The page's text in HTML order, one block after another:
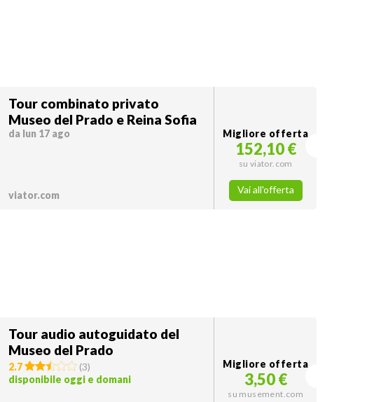
Tour combinato privato
Museo del Prado e Reina Sofia
da lun 17 ago
viator.com
Migliore offerta
152,10 €
su viator.com
Vai all'offerta
Tour audio autoguidato del
Museo del Prado
2.7 (3)
disponibile oggi e domani
Migliore offerta
3,50 €
su musement.com